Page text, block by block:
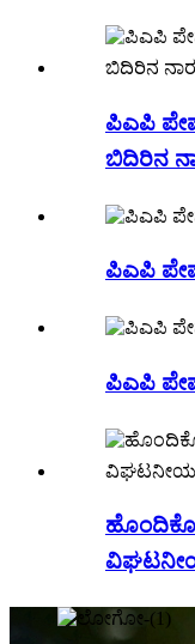
ಪಿಎಪಿ
ಬಿದಿರಿನ
ಪಿಎಪಿ
ಪಿಎಪಿ